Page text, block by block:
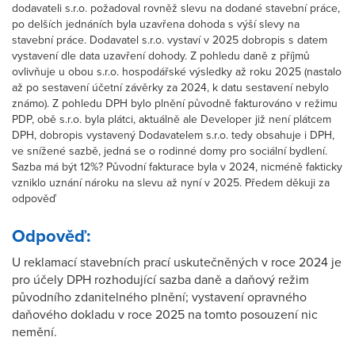
dodavateli s.r.o. požadoval rovněž slevu na dodané stavební práce,
po delších jednáních byla uzavřena dohoda s výší slevy na
stavební práce. Dodavatel s.r.o. vystaví v 2025 dobropis s datem
vystavení dle data uzavření dohody. Z pohledu daně z příjmů
ovlivňuje u obou s.r.o. hospodářské výsledky až roku 2025 (nastalo
až po sestavení účetní závěrky za 2024, k datu sestavení nebylo
známo). Z pohledu DPH bylo plnění původně fakturováno v režimu
PDP, obě s.r.o. byla plátci, aktuálně ale Developer již není plátcem
DPH, dobropis vystavený Dodavatelem s.r.o. tedy obsahuje i DPH,
ve snížené sazbě, jedná se o rodinné domy pro sociální bydlení.
Sazba má být 12%? Původní fakturace byla v 2024, nicméně fakticky
vzniklo uznání nároku na slevu až nyní v 2025. Předem děkuji za
odpověď
Odpověď:
U reklamací stavebních prací uskutečněných v roce 2024 je
pro účely DPH rozhodující sazba daně a daňový režim
původního zdanitelného plnění; vystavení opravného
daňového dokladu v roce 2025 na tomto posouzení nic
nemění.